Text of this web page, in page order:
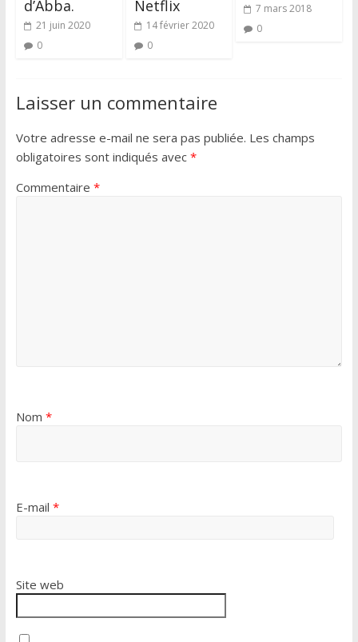
d’Abba.
21 juin 2020
0
Netflix
14 février 2020
0
7 mars 2018
0
Laisser un commentaire
Votre adresse e-mail ne sera pas publiée. Les champs
obligatoires sont indiqués avec *
Commentaire *
Nom *
E-mail *
Site web